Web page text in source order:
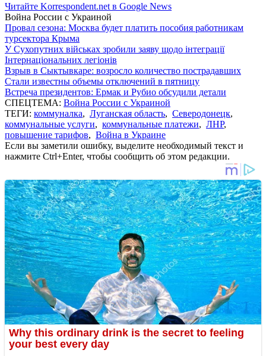
Читайте Korrespondent.net в Google News
Война России с Украиной
Провал сезона: Москва будет платить пособия работникам
турсектора Крыма
У Сухопутних військах зробили заяву щодо інтеграції
Інтернаціональних легіонів
Взрыв в Сыктывкаре: возросло количество пострадавших
Стали известны объемы отключений в пятницу
Встреча президентов: Ермак и Рубио обсудили детали
СПЕЦТЕМА: Война России с Украиной
ТЕГИ: коммуналка, Луганская область, Северодонецк,
коммунальные услуги, коммунальные платежи, ЛНР,
повышение тарифов, Война в Украине
Если вы заметили ошибку, выделите необходимый текст и
нажмите Ctrl+Enter, чтобы сообщить об этом редакции.